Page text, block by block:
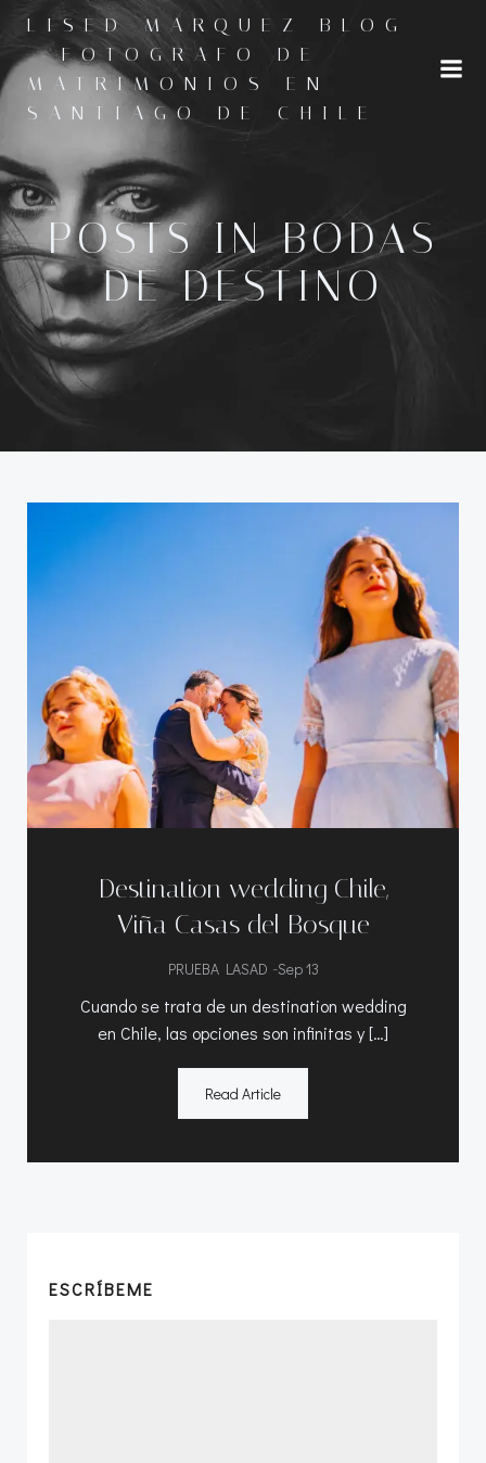
al
contenido
LISED MARQUEZ BLOG
- FOTOGRAFO DE
MATRIMONIOS EN
SANTIAGO DE CHILE
POSTS IN BODAS
DE DESTINO
Destination wedding Chile,
Viña Casas del Bosque
PRUEBA LASAD -Sep 13
Cuando se trata de un destination wedding
en Chile, las opciones son infinitas y […]
Read Article
ESCRÍBEME